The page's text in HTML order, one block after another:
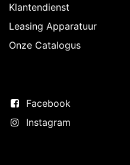
Klantendienst
Leasing Apparatuur
Onze Catalogus
Facebook
Instagram